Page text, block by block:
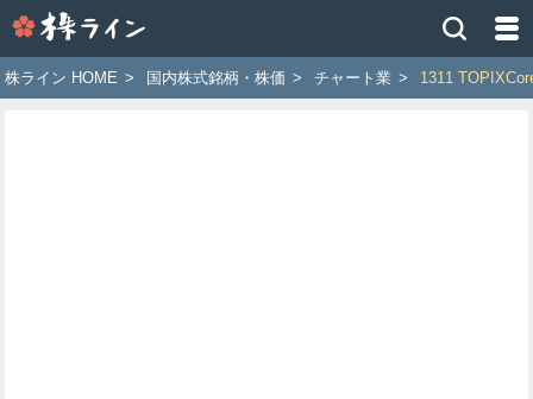
イ
ン
株ライン HOME > 国内株式銘柄・株価 > チャート業 > 1311